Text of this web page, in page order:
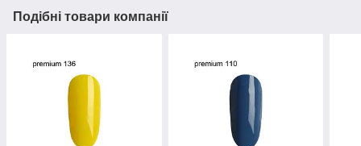
Подібні товари компанії